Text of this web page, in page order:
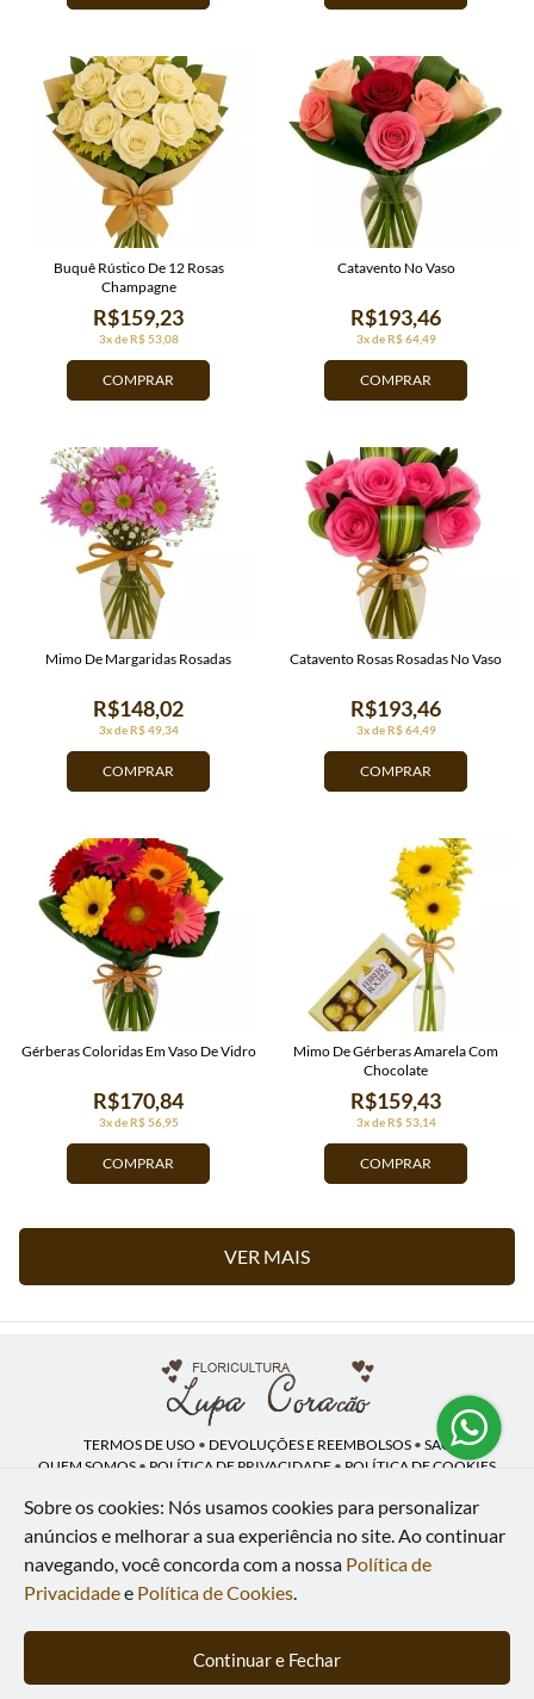
COMPRAR
3x de R$ 53,08
R$159,23
Buquê Rústico De 12 Rosas
Champagne
COMPRAR
3x de R$ 64,49
R$193,46
Catavento No Vaso
COMPRAR
3x de R$ 49,34
R$148,02
Mimo De Margaridas Rosadas
COMPRAR
3x de R$ 64,49
R$193,46
Catavento Rosas Rosadas No Vaso
COMPRAR
3x de R$ 56,95
R$170,84
Gérberas Coloridas Em Vaso De Vidro
COMPRAR
3x de R$ 53,14
R$159,43
Mimo De Gérberas Amarela Com
Chocolate
VER MAIS
TERMOS DE USO • DEVOLUÇÕES E REEMBOLSOS • SAC
QUEM SOMOS • POLÍTICA DE PRIVACIDADE • POLÍTICA DE COOKIES
Lupa Coração | CNPJ: 16.883.558/0001-00
Av. Heliópolis, 946 - Lj A - Heliópolis - Belford Roxo - RJ - 26120-300
WhatsApp: (21) 97591-5498 | Telefone: (21) 9 7591-5498
© 2024-2026 - Todos os direitos reservados - Desenvolvido por
Inteligentes
Sobre os cookies: Nós usamos cookies para personalizar
anúncios e melhorar a sua experiência no site.Ao continuar
navegando, você concorda com a nossa Política de
Privacidadee Política de Cookies.
Continuar e Fechar